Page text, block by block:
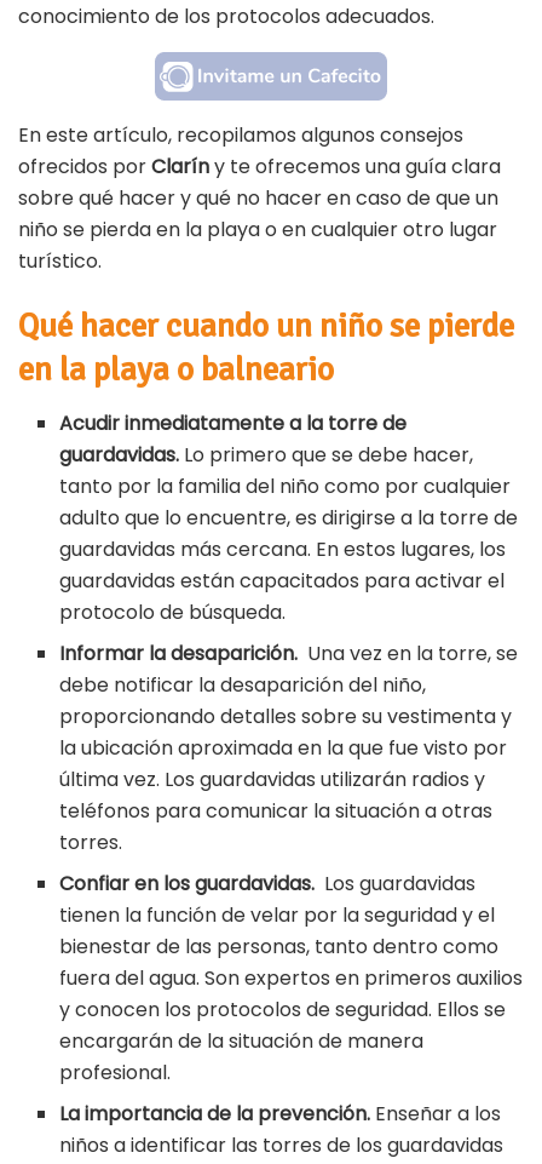
conocimiento de los protocolos adecuados.
En este artículo, recopilamos algunos consejos
ofrecidos porClaríny te ofrecemos una guía clara
sobre qué hacer y qué no hacer en caso de que un
niño se pierda en la playa o en cualquier otro lugar
turístico.
Qué hacer cuando un niño se pierde
en la playa o balneario
Acudir inmediatamente a la torre de
guardavidas. Lo primero que se debe hacer,
tanto por la familia del niño como por cualquier
adulto que lo encuentre, es dirigirse a la torre de
guardavidas más cercana. En estos lugares, los
guardavidas están capacitados para activar el
protocolo de búsqueda.
Informar la desaparición. Una vez en la torre, se
debe notificar la desaparición del niño,
proporcionando detalles sobre su vestimenta y
la ubicación aproximada en la que fue visto por
última vez. Los guardavidas utilizarán radios y
teléfonos para comunicar la situación a otras
torres.
Confiar en los guardavidas. Los guardavidas
tienen la función de velar por la seguridad y el
bienestar de las personas, tanto dentro como
fuera del agua. Son expertos en primeros auxilios
y conocen los protocolos de seguridad. Ellos se
encargarán de la situación de manera
profesional.
La importancia de la prevención. Enseñar a los
niños a identificar las torres de los guardavidas